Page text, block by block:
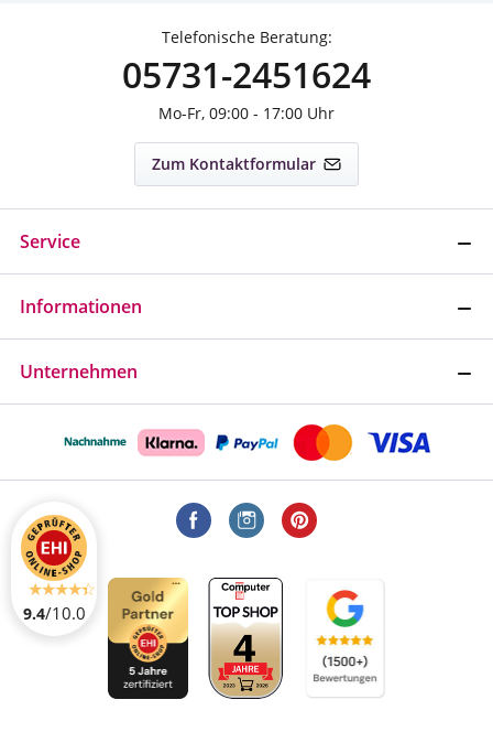
Telefonische Beratung:
05731-2451624
Mo-Fr, 09:00 - 17:00 Uhr
Zum Kontaktformular
Service
Informationen
Unternehmen
9.4/10.0